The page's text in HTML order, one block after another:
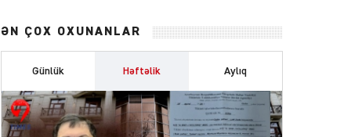
ƏN ÇOX OXUNANLAR
Günlük Həftəlik Aylıq